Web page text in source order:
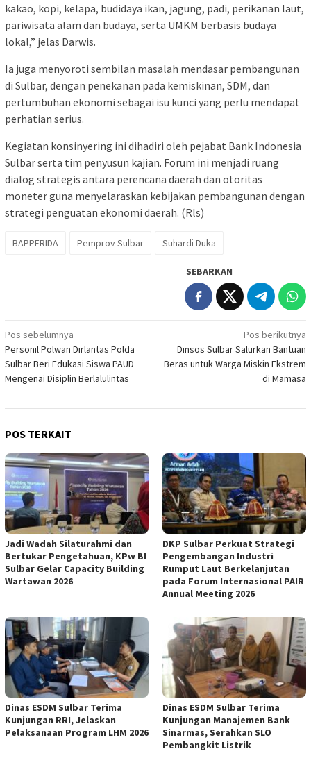
kakao, kopi, kelapa, budidaya ikan, jagung, padi, perikanan laut,
pariwisata alam dan budaya, serta UMKM berbasis budaya
lokal,” jelas Darwis.
Ia juga menyoroti sembilan masalah mendasar pembangunan
di Sulbar, dengan penekanan pada kemiskinan, SDM, dan
pertumbuhan ekonomi sebagai isu kunci yang perlu mendapat
perhatian serius.
Kegiatan konsinyering ini dihadiri oleh pejabat Bank Indonesia
Sulbar serta tim penyusun kajian. Forum ini menjadi ruang
dialog strategis antara perencana daerah dan otoritas
moneter guna menyelaraskan kebijakan pembangunan dengan
strategi penguatan ekonomi daerah. (Rls)
BAPPERIDA Pemprov Sulbar Suhardi Duka
SEBARKAN
Navigasi
pos
Pos sebelumnya
Personil Polwan Dirlantas Polda
Sulbar Beri Edukasi Siswa PAUD
Mengenai Disiplin Berlalulintas
Pos berikutnya
Dinsos Sulbar Salurkan Bantuan
Beras untuk Warga Miskin Ekstrem
di Mamasa
POS TERKAIT
Jadi Wadah Silaturahmi dan
Bertukar Pengetahuan, KPw BI
Sulbar Gelar Capacity Building
Wartawan 2026
DKP Sulbar Perkuat Strategi
Pengembangan Industri
Rumput Laut Berkelanjutan
pada Forum Internasional PAIR
Annual Meeting 2026
Dinas ESDM Sulbar Terima
Kunjungan RRI, Jelaskan
Pelaksanaan Program LHM 2026
Dinas ESDM Sulbar Terima
Kunjungan Manajemen Bank
Sinarmas, Serahkan SLO
Pembangkit Listrik